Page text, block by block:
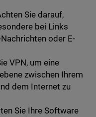
Sie darauf,
bei Links
oder E-
VPN, um eine
zwischen Ihrem
dem Internet zu
Sie Ihre Software